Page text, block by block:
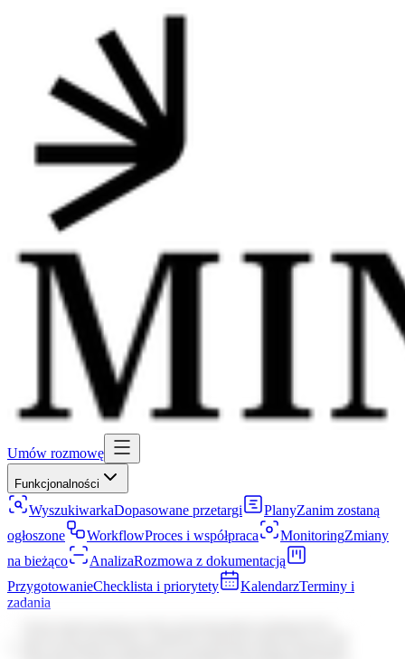
Umów rozmowę
Funkcjonalności
WyszukiwarkaDopasowane przetargi PlanyZanim zostaną
ogłoszone
WorkflowProces i współpraca MonitoringZmiany
na bieżąco
AnalizaRozmowa z dokumentacją
PrzygotowanieChecklista i priorytety KalendarzTerminy i
zadania